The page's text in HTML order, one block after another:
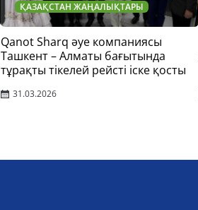
ҚАЗАҚСТАН ЖАҢАЛЫҚТАРЫ
Qanot Sharq әуе компаниясы
Ташкент – Алматы бағытында
тұрақты тікелей рейсті іске қосты
31.03.2026